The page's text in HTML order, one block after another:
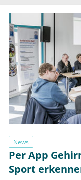
News
Per App
Sport